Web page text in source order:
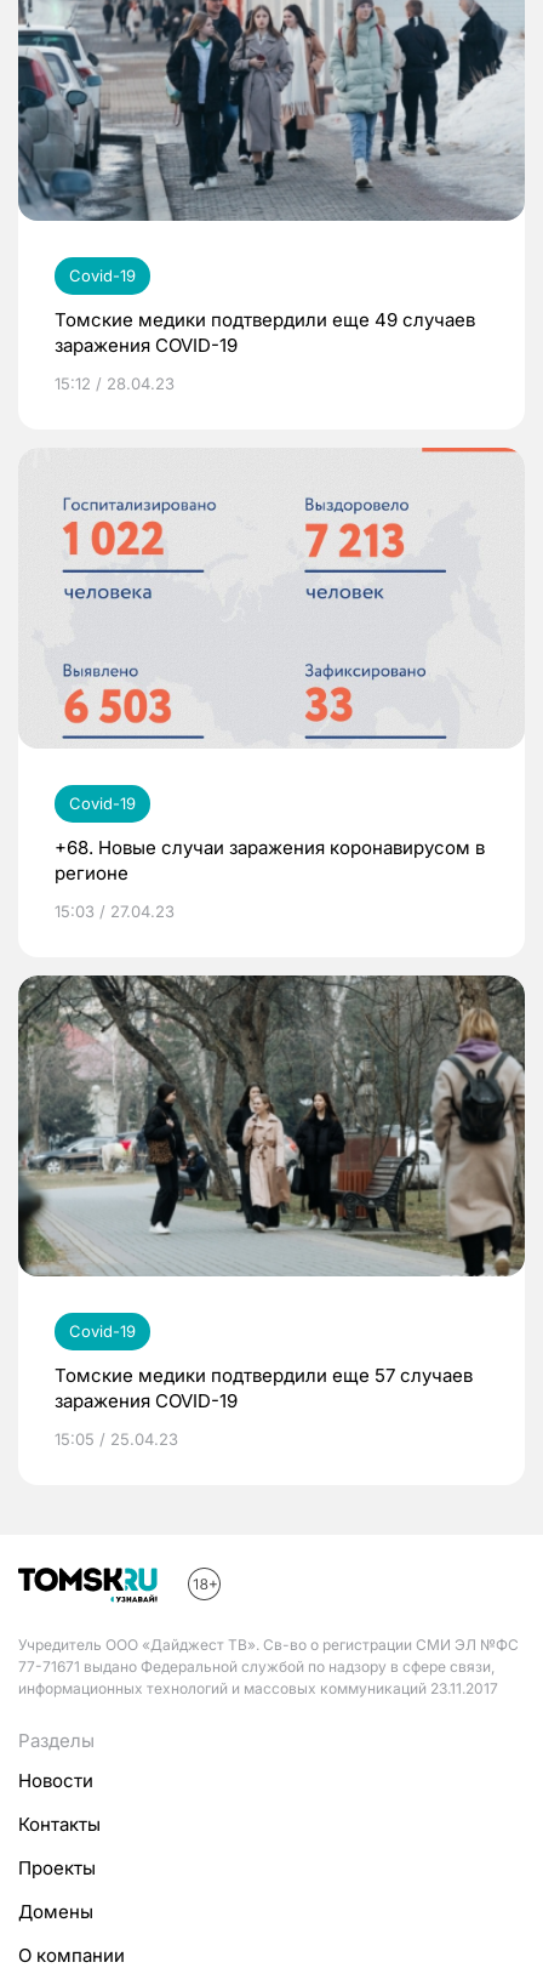
Covid-19
Томские медики подтвердили еще 49 случаев
заражения COVID-19
15:12 / 28.04.23
Covid-19
+68. Новые случаи заражения коронавирусом в
регионе
15:03 / 27.04.23
Covid-19
Томские медики подтвердили еще 57 случаев
заражения COVID-19
15:05 / 25.04.23
Учредитель ООО «Дайджест ТВ». Св-во о регистрации СМИ ЭЛ №ФС
77-71671 выдано Федеральной службой по надзору в сфере связи,
информационных технологий и массовых коммуникаций 23.11.2017
Разделы
Новости
Контакты
Проекты
Домены
О компании